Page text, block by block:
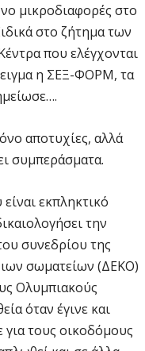
μικροδιαφορές στο
στο ζήτημα των
που ελέγχονται
η ΣΕΞ-ΦΟΡΜ, τα
αποτυχίες, αλλά
συμπεράσματα.
εκπληκτικό
την
συνεδρίου της
σωματείων (ΔΕΚΟ)
Ολυμπιακούς
όταν έγινε και
για τους οικοδόμους